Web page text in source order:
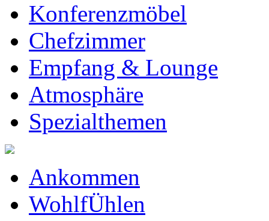
Konferenzmöbel
Chefzimmer
Empfang & Lounge
Atmosphäre
Spezialthemen
Ankommen
WohlfÜhlen